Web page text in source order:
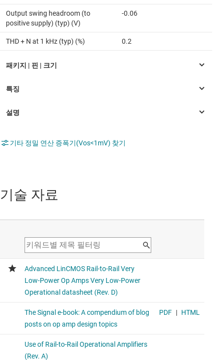
Output swing headroom (to
positive supply) (typ) (V)
-0.06
THD + N at 1 kHz (typ) (%) 0.2
기타 정밀 연산 증폭기(Vos<1mV) 찾기
기술 자료